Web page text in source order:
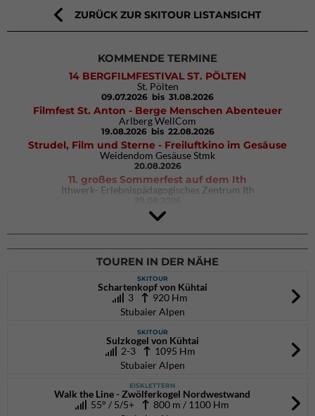
ZURÜCK ZUR SKITOUR LISTANSICHT
KOMMENDE TERMINE
14 BERGFILMFESTIVAL ST. PÖLTEN
St. Pölten
09.07.2026 bis 31.08.2026
Filmfest St. Anton - Berge Menschen Abenteuer
Arlberg WellCom
19.08.2026 bis 22.08.2026
Strudel, Film und Sterne - Freiluftkino im Gesäuse
Weidendom Gesäuse Stmk
20.08.2026
11. großes Sommerfest auf dem Ith
Ithwerk- Erlebnispädagogisches Zentrum Ith
4Blocs KIDS 2026
DAV Kletter- & Boulderzentrum München Süd (Thalkirchen)
26.09.2026
TOUREN IN DER NÄHE
SKITOUR
Schartenkopf von Kühtai
3
920 Hm
Stubaier Alpen
SKITOUR
Sulzkogel von Kühtai
2-3 1095 Hm
Stubaier Alpen
EISKLETTERN
Walk the Line - Zwölferkogel Nordwestwand
55° / 5/5+
800 m / 1100 Hm